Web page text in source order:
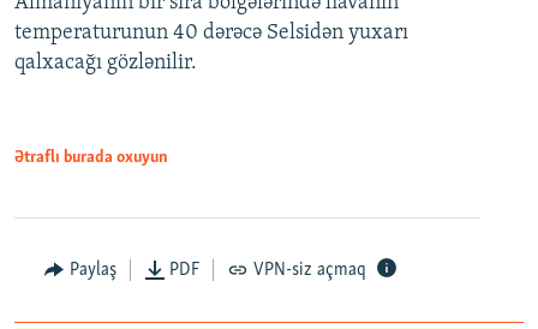
temperaturunun 40 dərəcə Selsidən yuxarı
qalxacağı gözlənilir.
Ətraflı burada oxuyun
Paylaş PDF VPN-siz açmaq